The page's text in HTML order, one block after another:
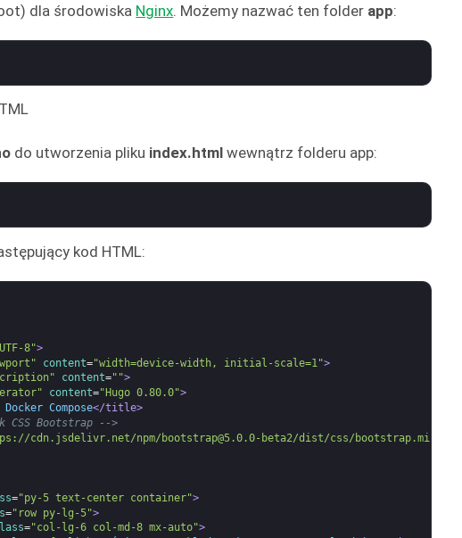
dla środowiska Nginx . Możemy nazwać ten folder app:
do utworzenia pliku index.html wewnątrz folderu app:
kod HTML:
8">
content="width=device-width, initial-scale=1">
content="">
content="Hugo 0.80.0">
Compose</title>
CSS Bootstrap -->
cdn.jsdelivr.net/npm/bootstrap@5.0.0-beta2/dist/css/bootstrap.min.css"
="py-5 text-center container">
="row py-lg-5">
="col-lg-6 col-md-8 mx-auto">